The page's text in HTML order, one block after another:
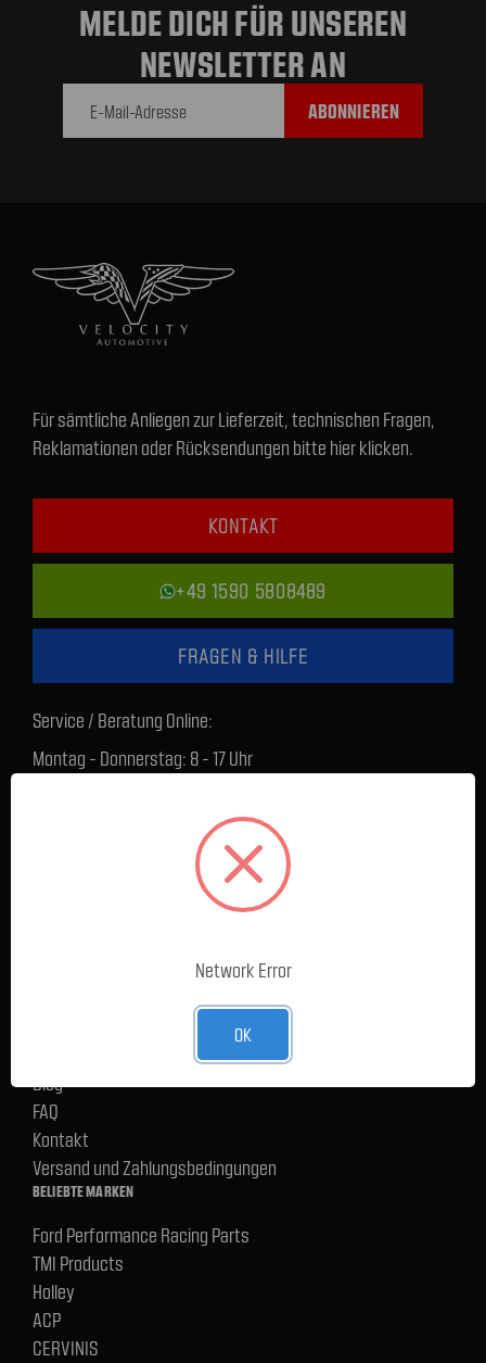
MELDE DICH FÜR UNSEREN
NEWSLETTER AN
Für sämtliche Anliegen zur Lieferzeit, technischen Fragen,
Reklamationen oder Rücksendungen bitte hier klicken.
KONTAKT
+49 1590 5808489
FRAGEN & HILFE
Service / Beratung Online:
Montag - Donnerstag: 8 - 17 Uhr
Lager Lauenstein (Warenabholungen):
Montag - Donnerstag: 7.30 - 15 Uhr
Blog
FAQ
Kontakt
Versand und Zahlungsbedingungen
BELIEBTE MARKEN
Ford Performance Racing Parts
TMI Products
Holley
ACP
CERVINIS
Network Error
OK